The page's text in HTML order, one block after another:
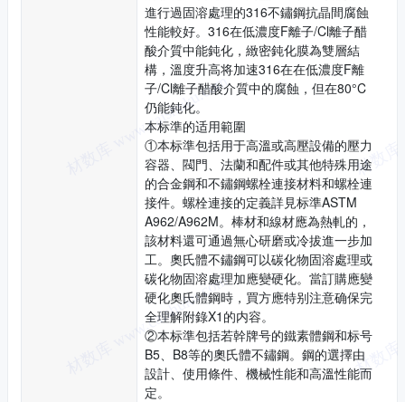
進行過固溶處理的316不鏽鋼抗晶間腐蝕
性能較好。316在低濃度F離子/Cl離子醋
酸介質中能鈍化，緻密鈍化膜為雙層結
構，溫度升高将加速316在在低濃度F離
子/Cl離子醋酸介質中的腐蝕，但在80°C
仍能鈍化。
本标準的适用範圍
①本标準包括用于高溫或高壓設備的壓力
容器、閥門、法蘭和配件或其他特殊用途
的合金鋼和不鏽鋼螺栓連接材料和螺栓連
接件。螺栓連接的定義詳見标準ASTM
A962/A962M。棒材和線材應為熱軋的，
該材料還可通過無心研磨或冷拔進一步加
工。奧氏體不鏽鋼可以碳化物固溶處理或
碳化物固溶處理加應變硬化。當訂購應變
硬化奧氏體鋼時，買方應特别注意确保完
全理解附錄X1的内容。
②本标準包括若幹牌号的鐵素體鋼和标号
B5、B8等的奧氏體不鏽鋼。鋼的選擇由
設計、使用條件、機械性能和高溫性能而
定。